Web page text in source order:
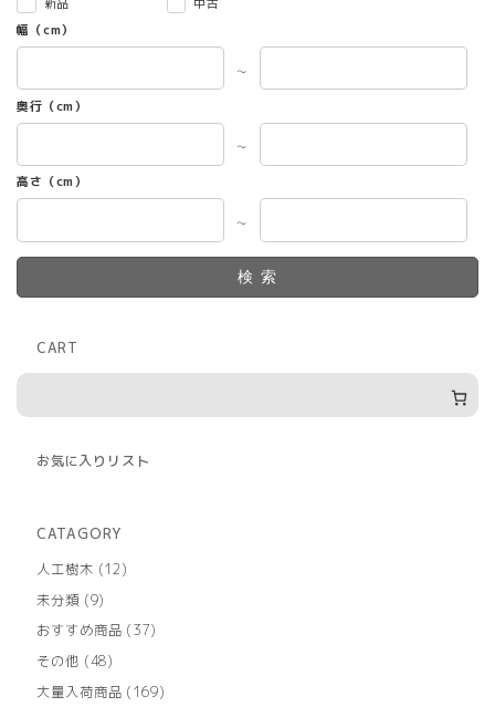
幅（cm）
～
奥行（cm）
～
高さ（cm）
～
検索
CART
お気に入りリスト
CATAGORY
人工樹木
1212
商
未分類 99
の
商
おすすめ商品 3737
商
その他 4848
の
大量入荷商品 169169